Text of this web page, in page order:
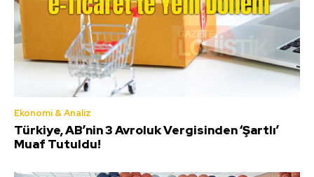
Ekonomi & Analiz
Türkiye, AB’nin 3 Avroluk Vergisinden ‘Şartlı’
Muaf Tutuldu!